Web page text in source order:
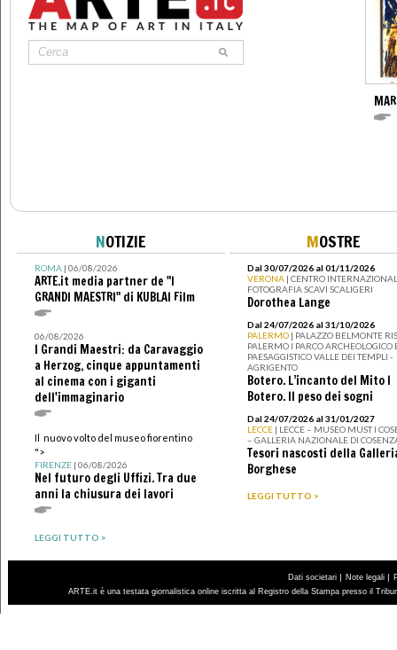
NOTIZIE
ROMA| 06/08/2026
ARTE.it media partner de "I
GRANDI MAESTRI" di KUBLAI Film
06/08/2026
I Grandi Maestri: da Caravaggio
a Herzog, cinque appuntamenti
al cinema con i giganti
dell'immaginario
Il nuovo volto del museo fiorentino
">
FIRENZE| 06/08/2026
Nel futuro degli Uffizi. Tra due
anni la chiusura dei lavori
LEGGI TUTTO >
MOSTRE
Dal 30/07/2026 al 01/11/2026
VERONA | CENTRO
FOTOGRAFIA SCAVI SCALIGERI
Dorothea Lange
Dal 24/07/2026 al 31/10/2026
PALERMO | PALAZZO BELMONTE
PALERMO I PARCO ARCHEOLOGICO
PAESAGGISTICO VALLE DEI TEMPLI -
AGRIGENTO
Botero. L’incanto del Mito I
Botero. Il peso dei sogni
Dal 24/07/2026 al 31/01/2027
LECCE | LECCE – MUSEO MUST I
– GALLERIA NAZIONALE DI
Tesori nascosti della
Borghese
LEGGI TUTTO >
Dati societari | Note legali |
ARTE.it è una testata giornalistica online iscritta al Registro della Stampa presso il